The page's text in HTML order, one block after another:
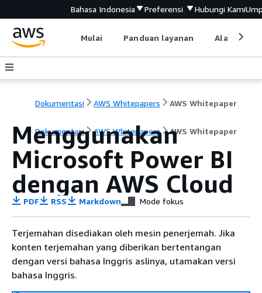
Bahasa Indonesia Preferensi Hubungi Kami
Mulai Panduan layanan Alat
Dokumentasi AWS Whitepapers AWS Whitepaper
Dokumentasi AWS Whitepapers AWS Whitepaper
Menggunakan
Microsoft Power BI
dengan AWS Cloud
PDF RSS Markdown Mode fokus
Terjemahan disediakan oleh mesin penerjemah. Jika
konten terjemahan yang diberikan bertentangan
dengan versi bahasa Inggris aslinya, utamakan versi
bahasa Inggris.